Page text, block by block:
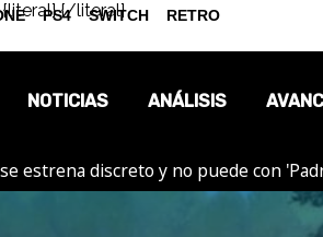
{literal}{/literal}
NOTICIAS
OPINIÓN
ANÁLISIS
estrena discreto y no puede con
PS4 SWITCH RETRO